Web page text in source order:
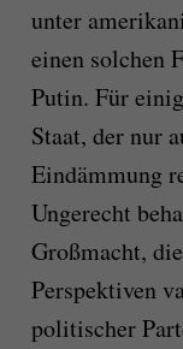
unter
einen solchen
Putin. Für
Staat, der nur
Eindämmung
Ungerecht
Großmacht,
Perspektiven
politischer